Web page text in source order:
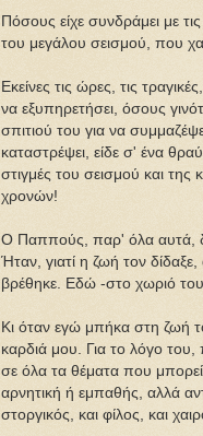
Πόσους είχε συνδράμει με
του μεγάλου σεισμού, που
Εκείνες τις ώρες, τις
να εξυπηρετήσει, όσους
σπιτιού του για να
καταστρέψει, είδε σ' ένα
στιγμές του σεισμού και της
χρονών!
Ο Παππούς, παρ' όλα αυτά,
Ήταν, γιατί η ζωή τον
βρέθηκε. Εδώ -στο χωριό
Κι όταν εγώ μπήκα στη ζωή
καρδιά μου. Για το λόγο του,
σε όλα τα θέματα που
αρνητική ή εμπαθής, αλλά
στοργικός, και φίλος, και